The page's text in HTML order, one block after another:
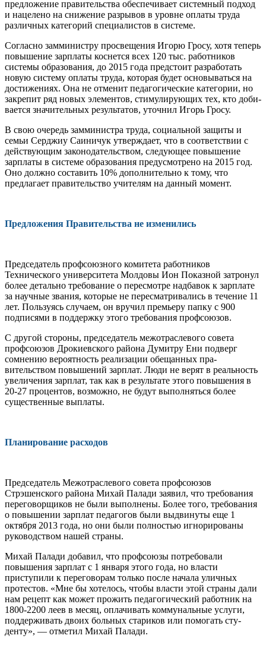
предложение правительства обеспечивает системный подход
и нацеле­но на снижение разрывов в уровне опла­ты труда
различных категорий специалис­тов в системе.
Согласно замминистру просвещения Игорю Гросу, хотя теперь
повышение зарплаты коснется всех 120 тыс. работников
системы образования, до 2015 года пред­стоит разработать
новую систему опла­ты труда, которая будет основываться на
достижениях. Она не отменит педагоги­ческие категории, но
закрепит ряд новых элементов, стимулирующих тех, кто доби­
вается значительных результатов, уточ­нил Игорь Гросу.
В свою очередь замминистра труда, со­циальной защиты и
семьи Серджиу Са­иничук утверждает, что в соответствии с
действующим законодательством, следу­ющее повышение
зарплаты в системе об­разования предусмотрено на 2015 год.
Оно должно составить 10% дополнитель­но к тому, что
предлагает правительство учителям на данный момент.
Предложения Правительства не изменились
Председатель профсоюзного комите­та работников
Технического университета Молдовы Ион Показной затронул
более детально требование о пересмотре надба­вок к зарплате
за научные звания, кото­рые не пересматривались в течение 11
лет. Пользуясь случаем, он вручил премьеру папку с 900
подписями в поддержку это­го требования профсоюзов.
С другой стороны, председатель межот­раслевого совета
профсоюзов Дрокиевско­го района Думитру Ени подверг
сомнению вероятность реализации обещанных пра­
вительством повышений зарплат. Люди не верят в реальность
увеличения зарплат, так как в результате этого повышения в
20-27 процентов, возможно, не будут вы­полняться более
существенные выплаты.
Планирование расходов
Председатель Межотраслевого совета профсоюзов
Стрэшенского района Ми­хай Палади заявил, что требования
пере­говорщиков не были выполнены. Более того, требования
о повышении зарплат педагогов были выдвинуты еще 1
октября 2013 года, но они были полностью игнори­рованы
руководством нашей страны.
Михай Палади добавил, что профсо­юзы потребовали
повышения зарплат с 1 января этого года, но власти
приступили к переговорам только после начала улич­ных
протестов. «Мне бы хотелось, чтобы власти этой страны дали
нам рецепт как может прожить педагогический работ­ник на
1800-2200 леев в месяц, оплачи­вать коммунальные услуги,
поддерживать двоих больных стариков или помогать сту­
денту», — отметил Михай Палади.